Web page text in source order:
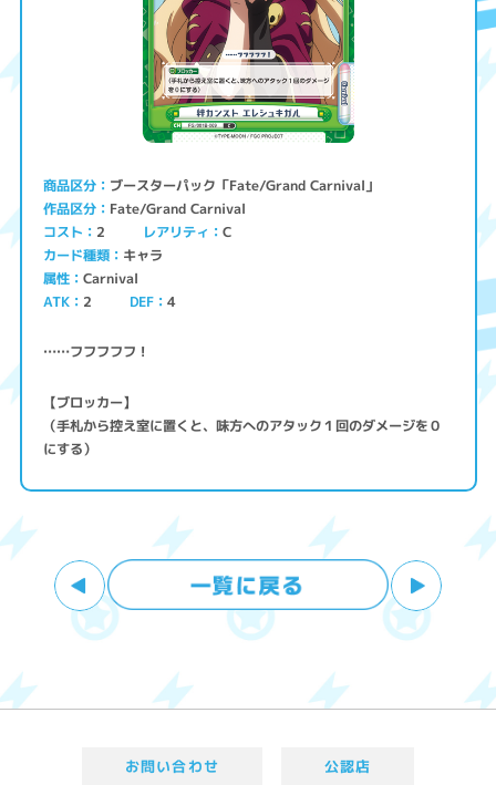
商品区分 ブースターパック「Fate/Grand Carnival」
作品区分 Fate/Grand Carnival
コスト 2 レアリティ C
カード種類 キャラ
属性 Carnival
ATK 2 DEF 4
……フフフフフ！
【ブロッカー】
（手札から控え室に置くと、味方へのアタック１回のダメージを０
にする）
お問い合わせ 公認店